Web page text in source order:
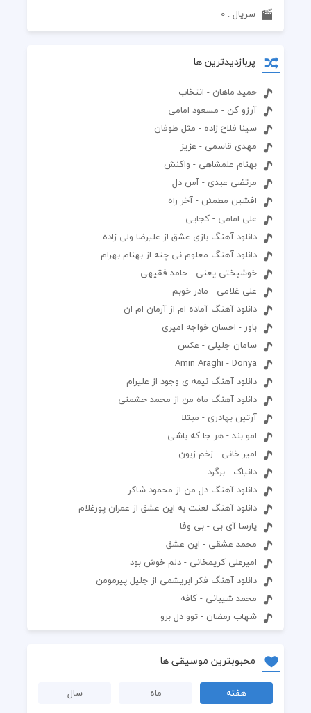
سریال : 0
پربازدیدترین ها
حمید ماهان - انتخاب
آرزو کن - مسعود امامی
سینا فلاح زاده - مثل طوفان
مهدی قاسمی - عزیز
بهنام علمشاهی - واکنش
مرتضی عبدی - آس دل
افشین مطمئن - آخر راه
علی امامی - کجایی
دانلود آهنگ بازی عشق از علیرضا ولی زاده
دانلود آهنگ معلوم نی چته از بهنام بهرام
خوشبختی یعنی - حامد فقیهی
علی غلامی - مادر خوبم
دانلود آهنگ آماده ام از آرمان ام ان
باور - احسان خواجه امیری
سامان جلیلی - عکس
Amin Araghi - Donya
دانلود آهنگ نیمه ی وجود از علیرام
دانلود آهنگ ماه من از محمد حشمتی
آرتین بهادری - مبتلا
امو بند - هر جا که باشی
امیر خانی - زخم زبون
دانیاک - برگرد
دانلود آهنگ دل من از محمود شاکر
دانلود آهنگ لعنت به این عشق از عمران پورغلام
پارسا آی بی - بی وفا
محمد عشقی - این عشق
امیرعلی کریمخانی - دلم خوش بود
دانلود آهنگ فکر ابریشمی از جلیل پیرمومن
محمد شیبانی - کافه
شهاب رمضان - توو دل برو
محبوبترین موسیقی ها
هفته ماه
سال